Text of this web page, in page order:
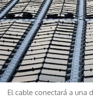
El cable conectará a una